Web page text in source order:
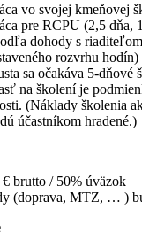
vo svojej kmeňovej
pre RCPU (2,5 dňa,
dohody s
rozvrhu hodín)
sa očakáva 5-dňové
na školení je
(Náklady školenia
účastníkom hradené.)
brutto / 50% úväzok
(doprava, MTZ, … )